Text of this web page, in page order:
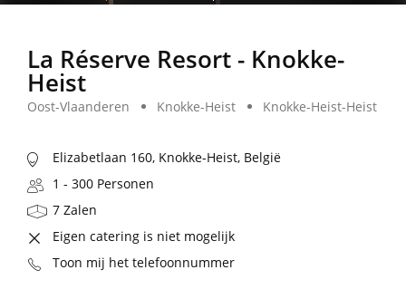
La Réserve Resort - Knokke-
Heist
Oost-Vlaanderen Knokke-Heist Knokke-Heist-Heist
Elizabetlaan 160, Knokke-Heist, België
1 - 300 Personen
7 Zalen
Eigen catering is niet mogelijk
Toon mij het telefoonnummer